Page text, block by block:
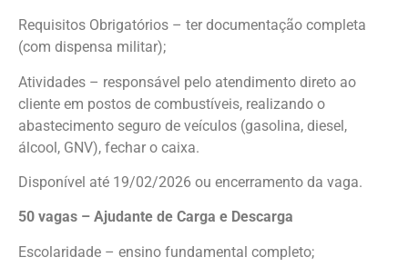
Requisitos Obrigatórios – ter documentação completa
(com dispensa militar);
Atividades – responsável pelo atendimento direto ao
cliente em postos de combustíveis, realizando o
abastecimento seguro de veículos (gasolina, diesel,
álcool, GNV), fechar o caixa.
Disponível até 19/02/2026 ou encerramento da vaga.
50 vagas – Ajudante de Carga e Descarga
Escolaridade – ensino fundamental completo;